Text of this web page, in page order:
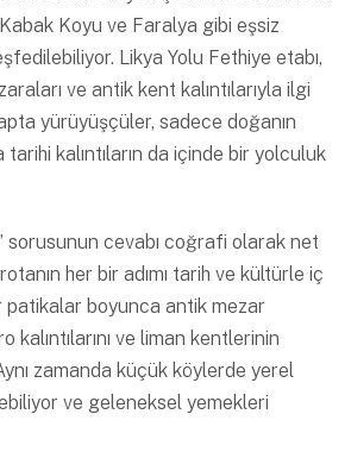
Koyu ve Faralya gibi eşsiz
Likya Yolu Fethiye etabı,
ve antik kent kalıntılarıyla ilgi
yürüyüşçüler, sadece doğanın
tarihi kalıntıların da içinde bir yolculuk
sorusunun cevabı coğrafi olarak net
rotanın her bir adımı tarih ve kültürle iç
patikalar boyunca antik mezar
kalıntılarını ve liman kentlerinin
zamanda küçük köylerde yerel
ve geleneksel yemekleri